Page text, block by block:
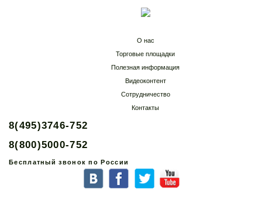
О нас
Торговые площадки
Полезная информация
Видеоконтент
Сотрудничество
Контакты
8(495)3746-752
8(800)5000-752
Бесплатный звонок по России